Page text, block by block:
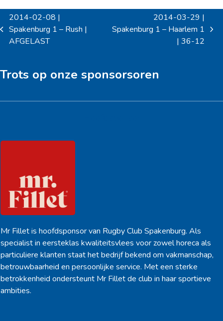
previous
post:
2014-02-08 |
Spakenburg 1 – Rush |
AFGELAST
next
2014-03-29 |
Spakenburg 1 – Haarlem 1
| 36-12
Trots op onze sponsorsoren
Mr Fillet is hoofdsponsor van Rugby Club Spakenburg. Als
specialist in eersteklas kwaliteitsvlees voor zowel horeca als
particuliere klanten staat het bedrijf bekend om vakmanschap,
betrouwbaarheid en persoonlijke service. Met een sterke
betrokkenheid ondersteunt Mr Fillet de club in haar sportieve
ambities.